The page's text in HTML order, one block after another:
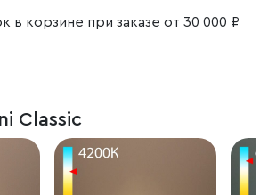
в корзине при заказе от 30 000 ₽
Classic